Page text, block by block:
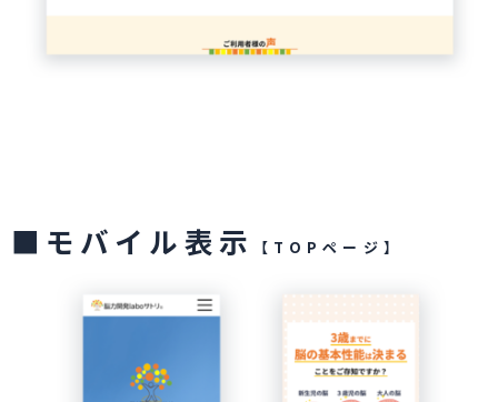
■モバイル表示 【TOPページ】